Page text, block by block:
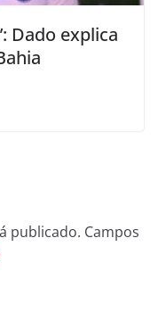
Dado explica
publicado. Campos